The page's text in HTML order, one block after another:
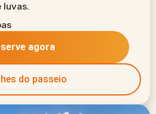
luvas.
agora
do passeio